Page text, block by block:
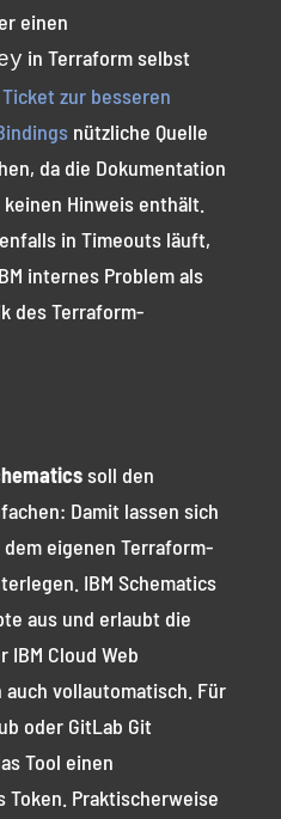
einen
in Terraform selbst
Ticket zur besseren
nützliche Quelle
da die Dokumentation
Hinweis enthält.
in Timeouts läuft,
internes Problem als
des Terraform-
soll den
Damit lassen sich
eigenen Terraform-
IBM Schematics
aus und erlaubt die
Cloud Web
auch vollautomatisch. Für
oder GitLab Git
Tool einen
Token. Praktischerweise